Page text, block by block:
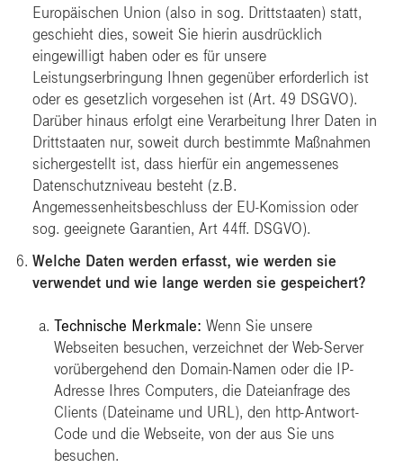
Europäischen Union (also in sog. Drittstaaten) statt,
geschieht dies, soweit Sie hierin ausdrücklich
eingewilligt haben oder es für unsere
Leistungserbringung Ihnen gegenüber erforderlich ist
oder es gesetzlich vorgesehen ist (Art. 49 DSGVO).
Darüber hinaus erfolgt eine Verarbeitung Ihrer Daten in
Drittstaaten nur, soweit durch bestimmte Maßnahmen
sichergestellt ist, dass hierfür ein angemessenes
Datenschutzniveau besteht (z.B.
Angemessenheitsbeschluss der EU-Komission oder
sog. geeignete Garantien, Art 44ff. DSGVO).
Welche Daten werden erfasst, wie werden sie
verwendet und wie lange werden sie gespeichert?
Technische Merkmale: Wenn Sie unsere
Webseiten besuchen, verzeichnet der Web-Server
vorübergehend den Domain-Namen oder die IP-
Adresse Ihres Computers, die Dateianfrage des
Clients (Dateiname und URL), den http-Antwort-
Code und die Webseite, von der aus Sie uns
besuchen.